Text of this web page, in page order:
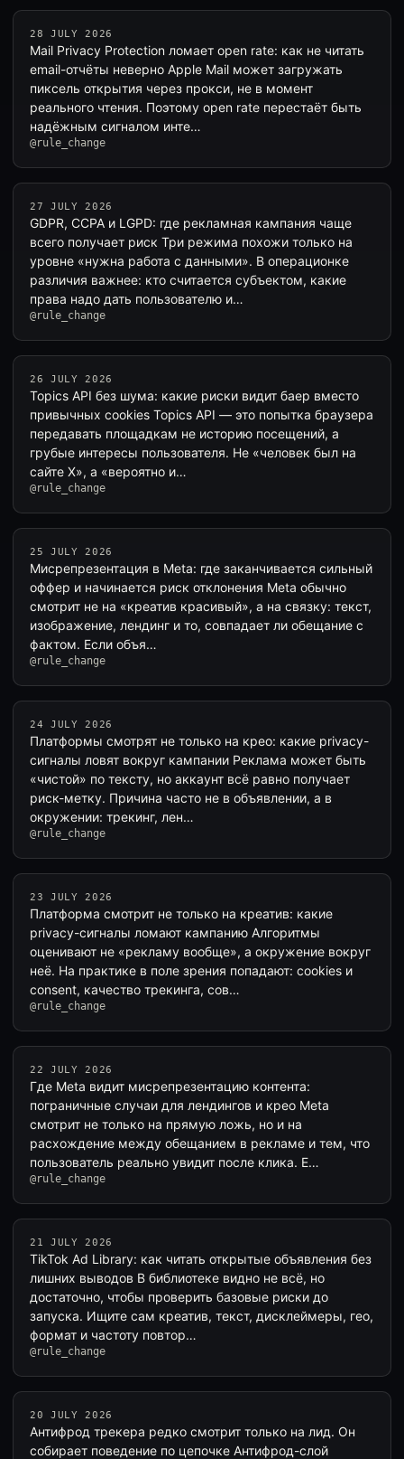
28 JULY 2026
Mail Privacy Protection ломает open rate: как не читать
email-отчёты неверно Apple Mail может загружать
пиксель открытия через прокси, не в момент
реального чтения. Поэтому open rate перестаёт быть
надёжным сигналом инте…
@rule_change
27 JULY 2026
GDPR, CCPA и LGPD: где рекламная кампания чаще
всего получает риск Три режима похожи только на
уровне «нужна работа с данными». В операционке
различия важнее: кто считается субъектом, какие
права надо дать пользователю и…
@rule_change
26 JULY 2026
Topics API без шума: какие риски видит баер вместо
привычных cookies Topics API — это попытка браузера
передавать площадкам не историю посещений, а
грубые интересы пользователя. Не «человек был на
сайте X», а «вероятно и…
@rule_change
25 JULY 2026
Мисрепрезентация в Meta: где заканчивается сильный
оффер и начинается риск отклонения Meta обычно
смотрит не на «креатив красивый», а на связку: текст,
изображение, лендинг и то, совпадает ли обещание с
фактом. Если объя…
@rule_change
24 JULY 2026
Платформы смотрят не только на крео: какие privacy-
сигналы ловят вокруг кампании Реклама может быть
«чистой» по тексту, но аккаунт всё равно получает
риск-метку. Причина часто не в объявлении, а в
окружении: трекинг, лен…
@rule_change
23 JULY 2026
Платформа смотрит не только на креатив: какие
privacy-сигналы ломают кампанию Алгоритмы
оценивают не «рекламу вообще», а окружение вокруг
неё. На практике в поле зрения попадают: cookies и
consent, качество трекинга, сов…
@rule_change
22 JULY 2026
Где Meta видит мисрепрезентацию контента:
пограничные случаи для лендингов и крео Meta
смотрит не только на прямую ложь, но и на
расхождение между обещанием в рекламе и тем, что
пользователь реально увидит после клика. Е…
@rule_change
21 JULY 2026
TikTok Ad Library: как читать открытые объявления без
лишних выводов В библиотеке видно не всё, но
достаточно, чтобы проверить базовые риски до
запуска. Ищите сам креатив, текст, дисклеймеры, гео,
формат и частоту повтор…
@rule_change
20 JULY 2026
Антифрод трекера редко смотрит только на лид. Он
собирает поведение по цепочке Антифрод-слой